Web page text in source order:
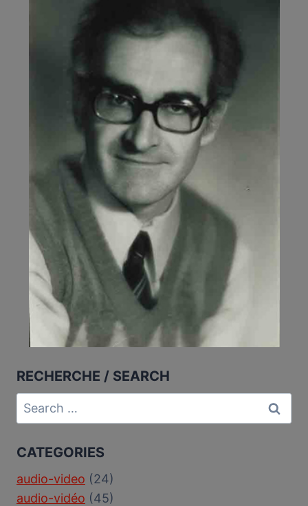
RECHERCHE / SEARCH
Search
for:
CATEGORIES
audio-video (24)
audio-vidéo (45)